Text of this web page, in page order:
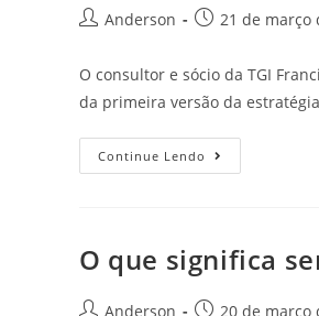
Anderson 21 de março
O consultor e sócio da TGI
da primeira versão da
Continue Lendo
O que significa
Anderson 20 de março